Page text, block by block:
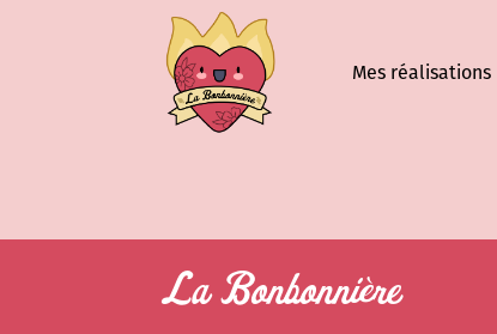
Mes réalisations
La Bonbonnière